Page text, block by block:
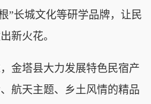
”长城文化等研学品牌，让民
新火花。
塔县大力发展特色民宿产
航天主题、乡土风情的精品